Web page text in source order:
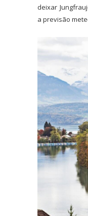
deixar
a previsão